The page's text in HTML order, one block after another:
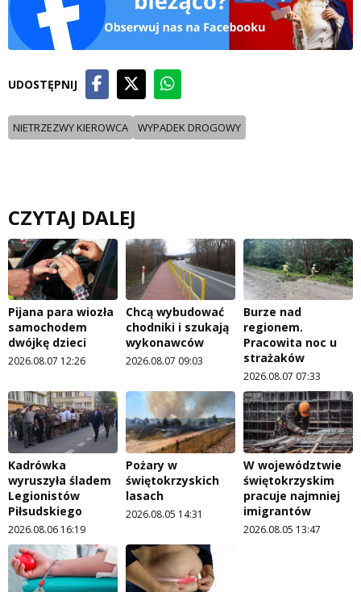
UDOSTĘPNIJ
NIETRZEZWY KIEROWCA WYPADEK DROGOWY
CZYTAJ DALEJ
Pijana para wiozła
samochodem
dwójkę dzieci
2026.08.07 12:26
Chcą wybudować
chodniki i szukają
wykonawców
2026.08.07 09:03
Burze nad
regionem.
Pracowita noc u
strażaków
2026.08.07 07:33
Kadrówka
wyruszyła śladem
Legionistów
Piłsudskiego
2026.08.06 16:19
Pożary w
świętokrzyskich
lasach
2026.08.05 14:31
W województwie
świętokrzyskim
pracuje najmniej
imigrantów
2026.08.05 13:47